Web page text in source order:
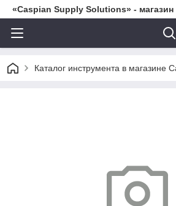
«Caspian Supply Solutions» - магазин
Каталог инструмента в магазине